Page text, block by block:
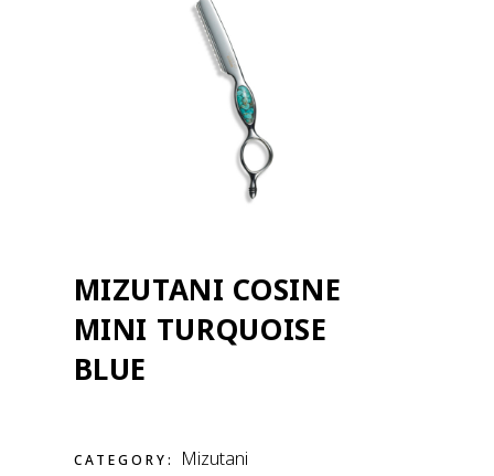
MIZUTANI COSINE
MINI TURQUOISE
BLUE
CATEGORY: Mizutani